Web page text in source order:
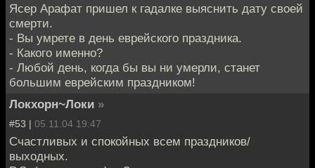
Ясер Арафат пришел к гадалке выяснить дату своей
смерти.
- Вы умрете в день еврейского праздника.
- Какого именно?
- Любой день, когда бы вы ни умерли, станет
большим еврейским праздником!
Локхорн~Локи »
#53 | 05.11.04 19:47
Счастливых и спокойных всем праздников/
выходных.